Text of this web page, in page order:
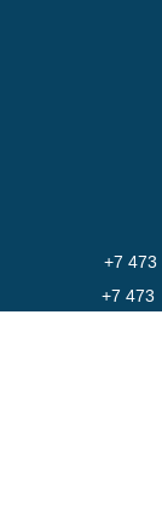
+7 473
+7 473